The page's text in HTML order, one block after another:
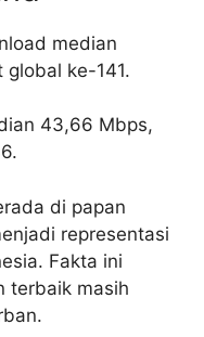
median
ke-141.
43,66 Mbps,
di papan
representasi
Fakta ini
terbaik masih